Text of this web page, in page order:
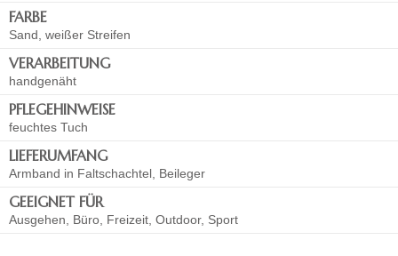
FARBE
Sand, weißer Streifen
VERARBEITUNG
handgenäht
PFLEGEHINWEISE
feuchtes Tuch
LIEFERUMFANG
Armband in Faltschachtel, Beileger
GEEIGNET FÜR
Ausgehen, Büro, Freizeit, Outdoor, Sport